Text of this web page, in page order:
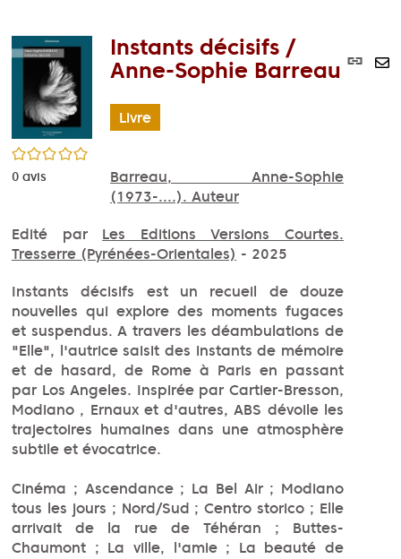
/5
0 avis
Instants décisifs /
Anne-Sophie Barreau
Livre
Barreau, Anne-Sophie
(1973-....). Auteur
Edité par Les Editions Versions Courtes.
Tresserre (Pyrénées-Orientales) - 2025
Instants décisifs est un recueil de douze
nouvelles qui explore des moments fugaces
et suspendus. A travers les déambulations de
"Elle", l'autrice saisit des instants de mémoire
et de hasard, de Rome à Paris en passant
par Los Angeles. Inspirée par Cartier-Bresson,
Modiano , Ernaux et d'autres, ABS dévoile les
trajectoires humaines dans une atmosphère
subtile et évocatrice.
Cinéma ; Ascendance ; La Bel Air ; Modiano
tous les jours ; Nord/Sud ; Centro storico ; Elle
arrivait de la rue de Téhéran ; Buttes-
Chaumont ; La ville, l'amie ; La beauté de